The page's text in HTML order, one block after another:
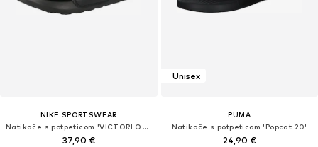
NIKE SPORTSWEAR
Natikače s potpeticom 'VICTORI ONE SLIDE'
37,90 €
Unisex
PUMA
Natikače s potpeticom 'Popcat 20'
24,90 €